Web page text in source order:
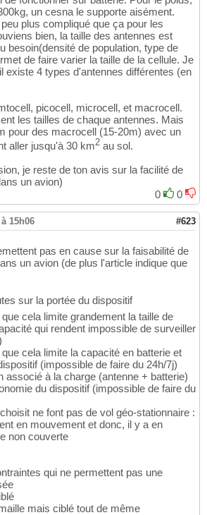
un cesna le supporte aisément.
plus compliqué que ça pour les
bien, la taille des antennes est
besoin(densité de population, type de
de faire varier la taille de la cellule. Je
existe 4 types d'antennes différentes (en
picocell, microcell, et macrocell.
les tailles de chaque antennes. Mais
pour des macrocell (15-20m) avec un
aller jusqu'à 30 km2 au sol.
je reste de ton avis sur la facilité de
un avion)
0
0
à 15h06 #623
pas en cause sur la faisabilité de
un avion (de plus l'article indique que
sur la portée du dispositif
cela limite grandement la taille de
qui rendent impossible de surveiller
cela limite la capacité en batterie et
(impossible de faire du 24h/7j)
associé à la charge (antenne + batterie)
du dispositif (impossible de faire du
ne font pas de vol géo-stationnaire :
en mouvement et donc, il y a en
non couverte
qui ne permettent pas une
mais ciblé tout de même